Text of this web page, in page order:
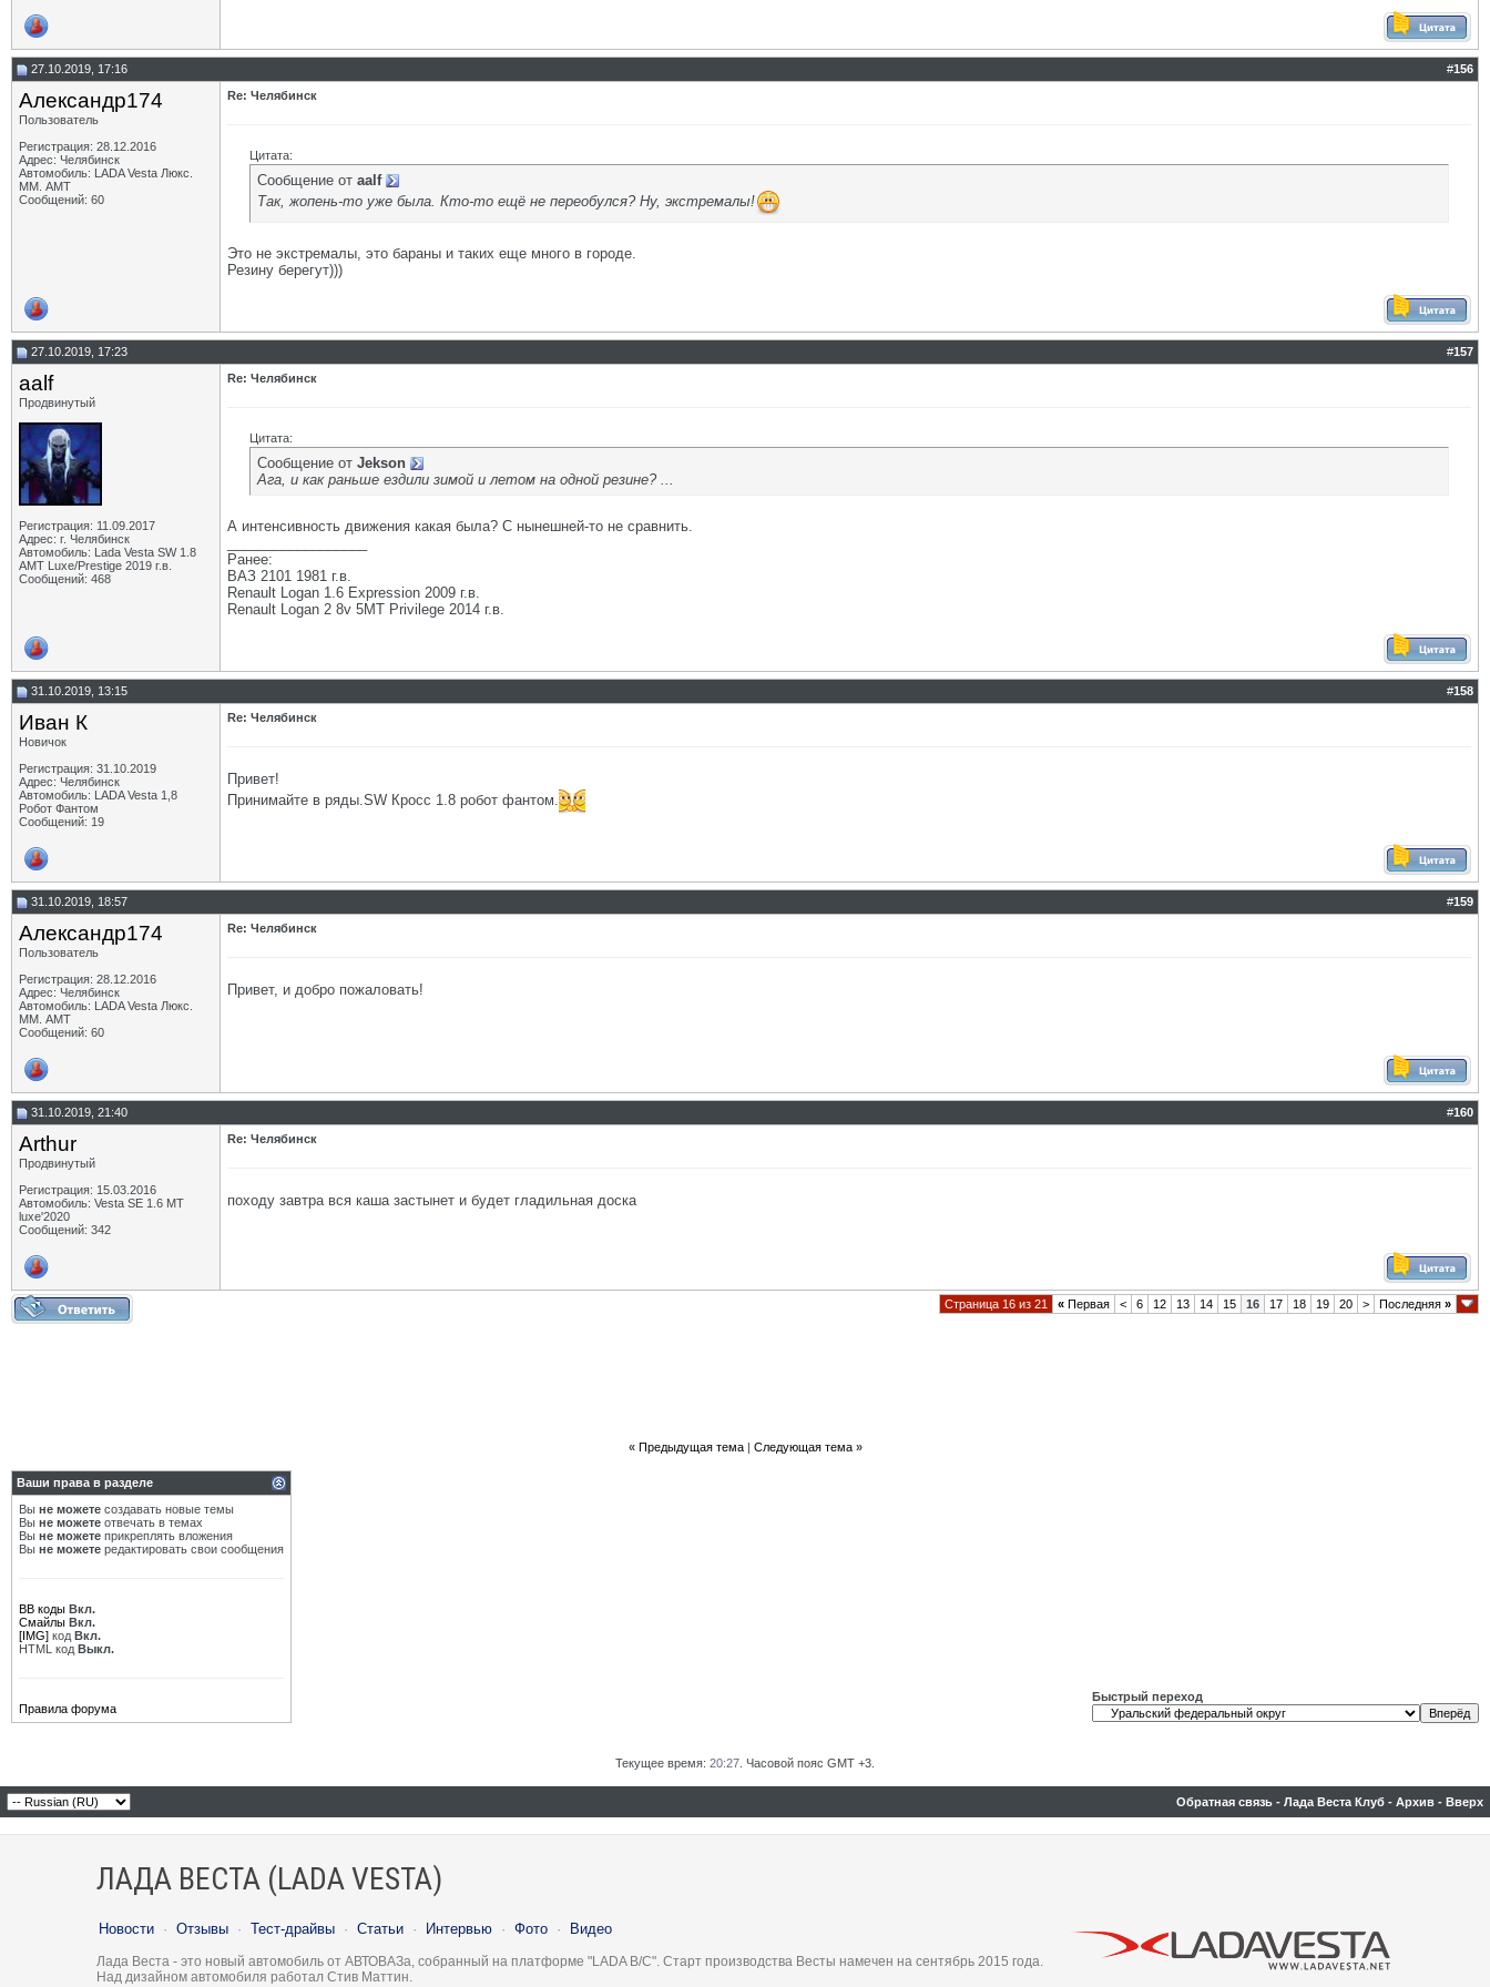
27.10.2019, 17:16 #156
Александр174
Пользователь
Регистрация: 28.12.2016
Адрес: Челябинск
Автомобиль: LADA Vesta Люкс.
ММ. АМТ
Сообщений: 60
Re: Челябинск
Цитата:
Сообщение от aalf
Так, жопень-то уже была. Кто-то ещё не переобулся? Ну, экстремалы!
Это не экстремалы, это бараны и таких еще много в городе.
Резину берегут)))
27.10.2019, 17:23 #157
aalf
Продвинутый
Регистрация: 11.09.2017
Адрес: г. Челябинск
Автомобиль: Lada Vesta SW 1.8
АМТ Luxe/Prestige 2019 г.в.
Сообщений: 468
Re: Челябинск
Цитата:
Сообщение от Jekson
Ага, и как раньше ездили зимой и летом на одной резине? ...
А интенсивность движения какая была? С нынешней-то не сравнить.
Ранее:
ВАЗ 2101 1981 г.в.
Renault Logan 1.6 Expression 2009 г.в.
Renault Logan 2 8v 5МТ Privilege 2014 г.в.
31.10.2019, 13:15 #158
Иван К
Новичок
Регистрация: 31.10.2019
Адрес: Челябинск
Автомобиль: LADA Vesta 1,8
Робот Фантом
Сообщений: 19
Re: Челябинск
Привет!
Принимайте в ряды.SW Кросс 1.8 робот фантом.
31.10.2019, 18:57 #159
Александр174
Пользователь
Регистрация: 28.12.2016
Адрес: Челябинск
Автомобиль: LADA Vesta Люкс.
ММ. АМТ
Сообщений: 60
Re: Челябинск
Привет, и добро пожаловать!
31.10.2019, 21:40 #160
Arthur
Продвинутый
Регистрация: 15.03.2016
Автомобиль: Vesta SE 1.6 MT
luxe'2020
Сообщений: 342
Re: Челябинск
походу завтра вся каша застынет и будет гладильная доска
Страница 16 из 21 « Первая < 6 12 13 14 15 16 17 18 19 20 > Последняя »
« Предыдущая тема| Следующая тема »
Ваши права в разделе
Вы не можете создавать новые темы
Вы не можете отвечать в темах
Вы не можете прикреплять вложения
Вы не можете редактировать свои сообщения
BB коды Вкл.
Смайлы Вкл.
[IMG] код Вкл.
HTML код Выкл.
Правила форума
Быстрый переход
Текущее время: 20:27 . Часовой пояс GMT +3.
Обратная связь - Лада Веста Клуб - Архив - Вверх
ЛАДА ВЕСТА (LADA VESTA)
Новости · Отзывы · Тест-драйвы · Статьи · Интервью · Фото · Видео
Лада Веста - это новый автомобиль от АВТОВАЗа, собранный на платформе "LADA B/C". Старт производства Весты намечен на сентябрь 2015 года.
Над дизайном автомобиля работал Стив Маттин.